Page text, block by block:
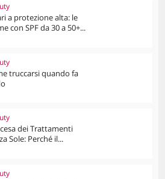
a protezione alta: le
con SPF da 30 a 50+...
truccarsi quando fa
dei Trattamenti
Sole: Perché il...